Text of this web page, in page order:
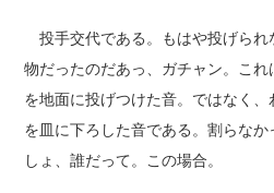
投手交代である。もはや投げら
物だったのだあっ、ガチャン。こ
を地面に投げつけた音。ではなく
を皿に下ろした音である。割らな
しょ、誰だって。この場合。